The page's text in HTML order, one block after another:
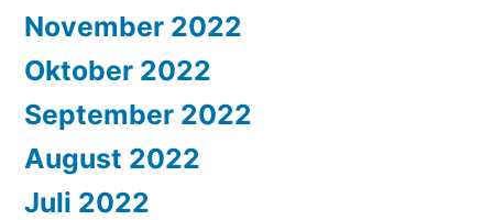
November 2022
Oktober 2022
September 2022
August 2022
Juli 2022